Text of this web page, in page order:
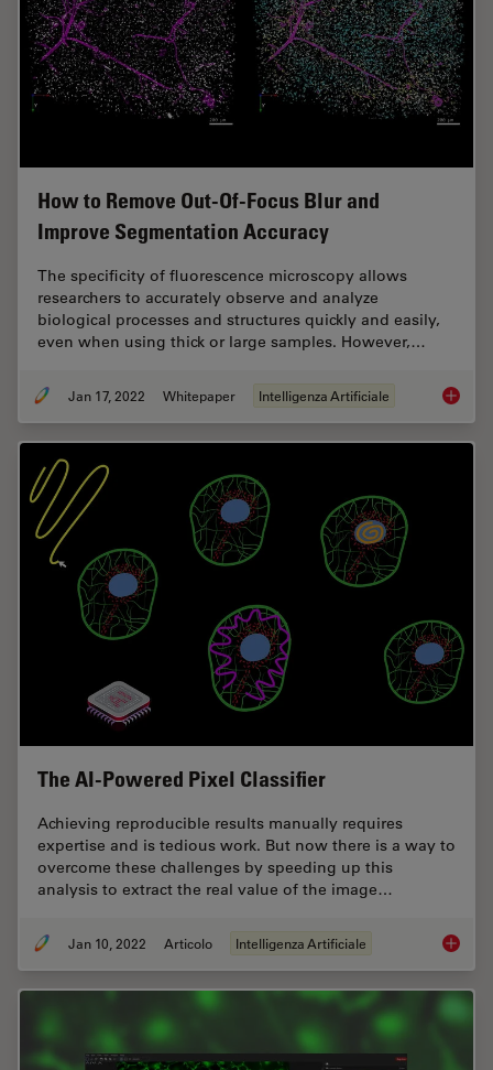
How to Remove Out-Of-Focus Blur and
Improve Segmentation Accuracy
The specificity of fluorescence microscopy allows
researchers to accurately observe and analyze
biological processes and structures quickly and easily,
even when using thick or large samples. However,…
Jan 17, 2022 Whitepaper Intelligenza Artificiale How to
The AI-Powered Pixel Classifier
Achieving reproducible results manually requires
expertise and is tedious work. But now there is a way to
overcome these challenges by speeding up this
analysis to extract the real value of the image…
Jan 10, 2022 Articolo Intelligenza Artificiale The AI-